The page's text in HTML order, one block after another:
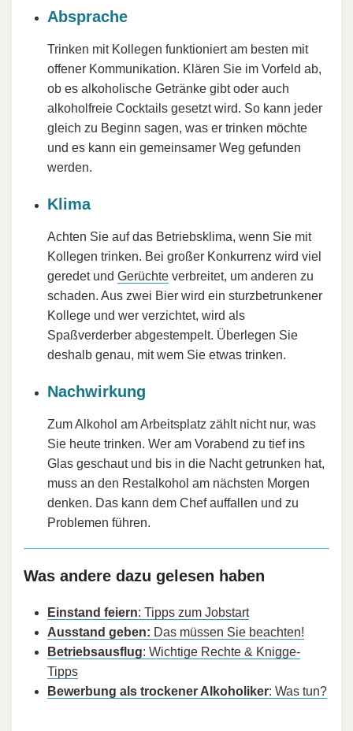
Absprache
Trinken mit Kollegen funktioniert am besten mit
offener Kommunikation. Klären Sie im Vorfeld ab,
ob es alkoholische Getränke gibt oder auch
alkoholfreie Cocktails gesetzt wird. So kann jeder
gleich zu Beginn sagen, was er trinken möchte
und es kann ein gemeinsamer Weg gefunden
werden.
Klima
Achten Sie auf das Betriebsklima, wenn Sie mit
Kollegen trinken. Bei großer Konkurrenz wird viel
geredet und Gerüchte verbreitet, um anderen zu
schaden. Aus zwei Bier wird ein sturzbetrunkener
Kollege und wer verzichtet, wird als
Spaßverderber abgestempelt. Überlegen Sie
deshalb genau, mit wem Sie etwas trinken.
Nachwirkung
Zum Alkohol am Arbeitsplatz zählt nicht nur, was
Sie heute trinken. Wer am Vorabend zu tief ins
Glas geschaut und bis in die Nacht getrunken hat,
muss an den Restalkohol am nächsten Morgen
denken. Das kann dem Chef auffallen und zu
Problemen führen.
Was andere dazu gelesen haben
Einstand feiern: Tipps zum Jobstart
Ausstand geben: Das müssen Sie beachten!
Betriebsausflug: Wichtige Rechte & Knigge-
Tipps
Bewerbung als trockener Alkoholiker: Was tun?